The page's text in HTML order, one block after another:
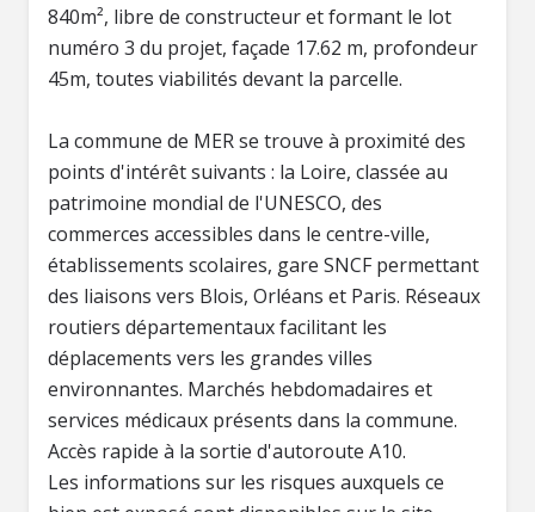
840m², libre de constructeur et formant le lot
numéro 3 du projet, façade 17.62 m, profondeur
45m, toutes viabilités devant la parcelle.
La commune de MER se trouve à proximité des
points d'intérêt suivants : la Loire, classée au
patrimoine mondial de l'UNESCO, des
commerces accessibles dans le centre-ville,
établissements scolaires, gare SNCF permettant
des liaisons vers Blois, Orléans et Paris. Réseaux
routiers départementaux facilitant les
déplacements vers les grandes villes
environnantes. Marchés hebdomadaires et
services médicaux présents dans la commune.
Accès rapide à la sortie d'autoroute A10.
Les informations sur les risques auxquels ce